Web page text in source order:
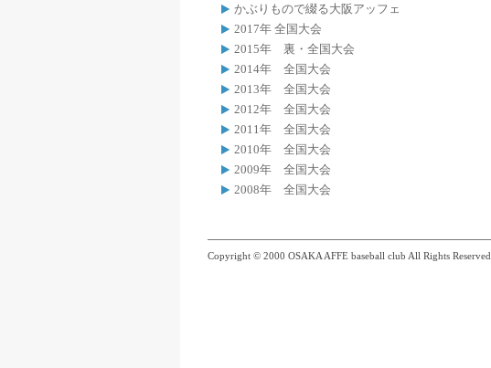
かぶりもので綴る大阪アッフェ
2017年 全国大会
2015年 裏・全国大会
2014年 全国大会
2013年 全国大会
2012年 全国大会
2011年 全国大会
2010年 全国大会
2009年 全国大会
2008年 全国大会
Copyright © 2000 OSAKA AFFE baseball club All Rights Reserved.